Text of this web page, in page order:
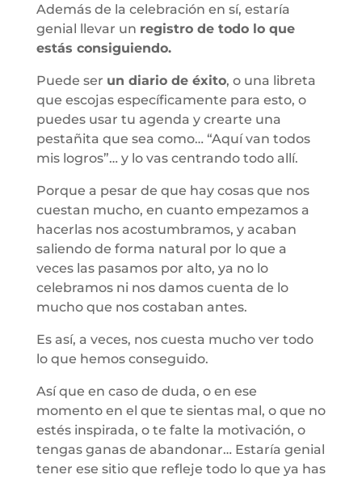
Además de la celebración en sí, estaría
genial llevar un registro de todo lo que
estás consiguiendo.
Puede ser un diario de éxito, o una libreta
que escojas específicamente para esto, o
puedes usar tu agenda y crearte una
pestañita que sea como… “Aquí van todos
mis logros”… y lo vas centrando todo allí.
Porque a pesar de que hay cosas que nos
cuestan mucho, en cuanto empezamos a
hacerlas nos acostumbramos, y acaban
saliendo de forma natural por lo que a
veces las pasamos por alto, ya no lo
celebramos ni nos damos cuenta de lo
mucho que nos costaban antes.
Es así, a veces, nos cuesta mucho ver todo
lo que hemos conseguido.
Así que en caso de duda, o en ese
momento en el que te sientas mal, o que no
estés inspirada, o te falte la motivación, o
tengas ganas de abandonar… Estaría genial
tener ese sitio que refleje todo lo que ya has